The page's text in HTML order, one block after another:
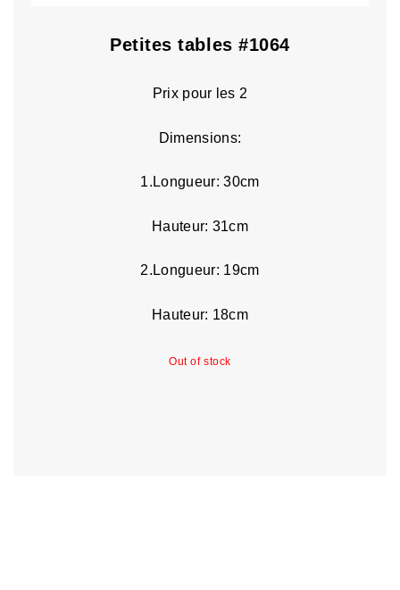
Petites tables #1064
Prix pour les 2
Dimensions:
1.Longueur: 30cm
Hauteur: 31cm
2.Longueur: 19cm
Hauteur: 18cm
Out of stock